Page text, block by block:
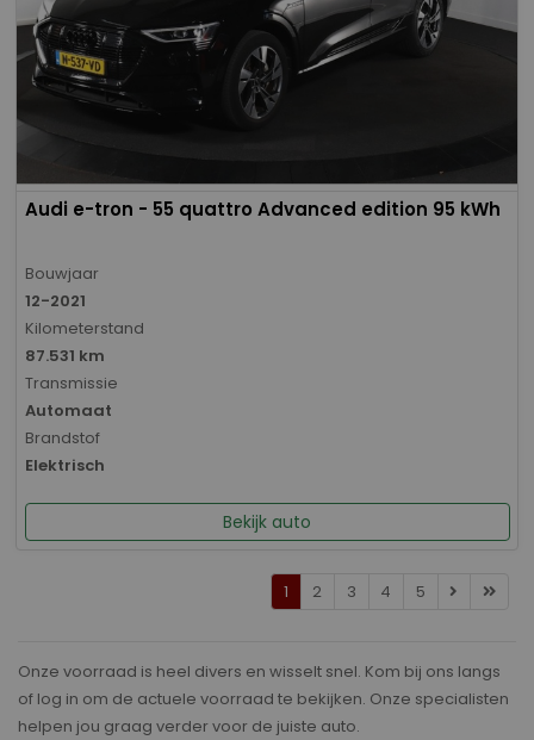
Audi e-tron - 55 quattro Advanced edition 95 kWh
Bouwjaar
12-2021
Kilometerstand
87.531 km
Transmissie
Automaat
Brandstof
Elektrisch
Bekijk auto
1 2 3 4 5
Onze voorraad is heel divers en wisselt snel. Kom bij ons langs
of log in om de actuele voorraad te bekijken. Onze specialisten
helpen jou graag verder voor de juiste auto.